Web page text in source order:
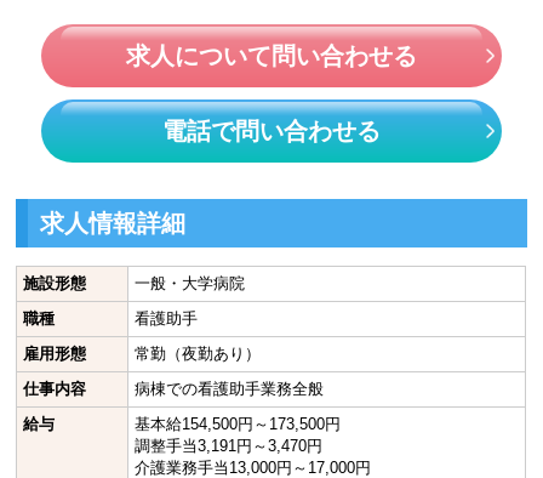
求人について問い合わせる
電話で問い合わせる
求人情報詳細
施設形態
一般・大学病院
職種
看護助手
雇用形態
常勤（夜勤あり）
仕事内容
病棟での看護助手業務全般
給与
基本給154,500円～173,500円
調整手当3,191円～3,470円
介護業務手当13,000円～17,000円